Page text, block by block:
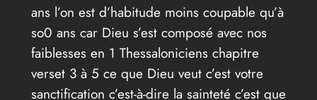
ans l’on est d’habitude moins coupable qu’à
so0 ans car Dieu s’est composé avec nos
faiblesses en 1 Thessaloniciens chapitre
verset 3 à 5 ce que Dieu veut c’est votre
sanctification c’est-à-dire la sainteté c’est que